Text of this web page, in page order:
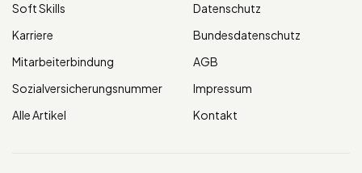
Soft Skills
Karriere
Mitarbeiterbindung
Sozialversicherungsnummer
Alle Artikel
Datenschutz
Bundesdatenschutz
AGB
Impressum
Kontakt